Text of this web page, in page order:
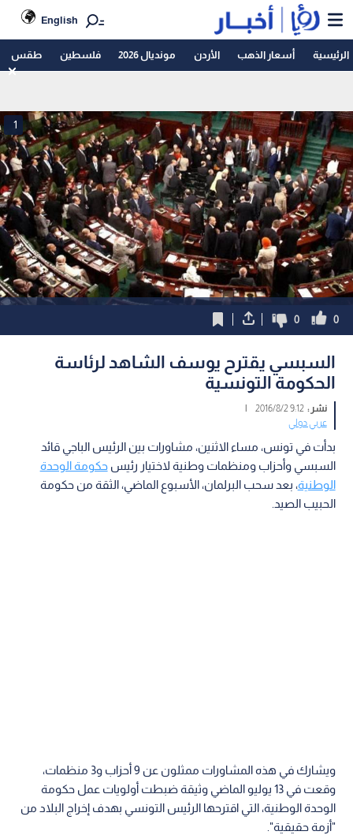
English
الرئيسية أسعار الذهب الأردن مونديال 2026 فلسطين طقس
1
0
0
السبسي يقترح يوسف الشاهد لرئاسة
الحكومة التونسية
نشر :9:12 2016/8/2
|
عربي دولي
بدأت في تونس، مساء الاثنين، مشاورات بين الرئيس الباجي قائد
السبسي وأحزاب ومنظمات وطنية لاختيار رئيسحكومة الوحدة
الوطنية، بعد سحب البرلمان، الأسبوع الماضي، الثقة من حكومة
الحبيب الصيد.
ويشارك في هذه المشاورات ممثلون عن 9 أحزاب و3 منظمات،
وقعت في 13 يوليو الماضي وثيقة ضبطت أولويات عمل حكومة
الوحدة الوطنية، التي اقترحها الرئيس التونسي بهدف إخراج البلاد من
"أزمة حقيقية".